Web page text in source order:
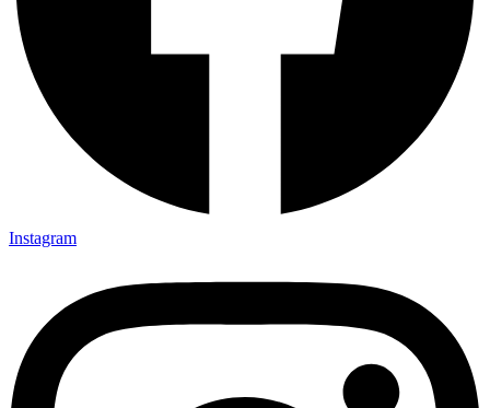
Instagram